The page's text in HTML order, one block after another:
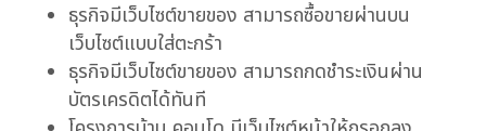
ธุรกิจมีเว็บไซต์ขายของ สามารถซื้อขายผ่านบน
เว็บไซต์แบบใส่ตะกร้า
ธุรกิจมีเว็บไซต์ขายของ สามารถกดชำระเงินผ่าน
บัตรเครดิตได้ทันที